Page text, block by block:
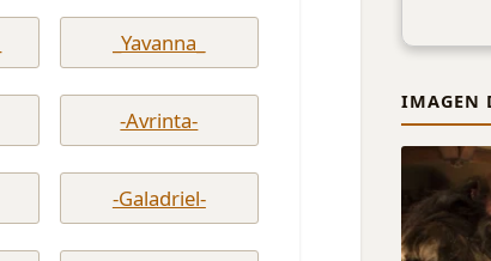
_Yavanna_
-Avrinta-
-Galadriel-
IMAGEN